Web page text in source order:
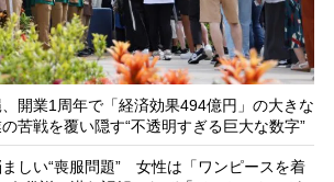
開業1周年で「経済効果494億円」の大きな
苦戦を覆い隠す“不透明すぎる巨大な数字”
しい“喪服問題” 女性は「ワンピースを着